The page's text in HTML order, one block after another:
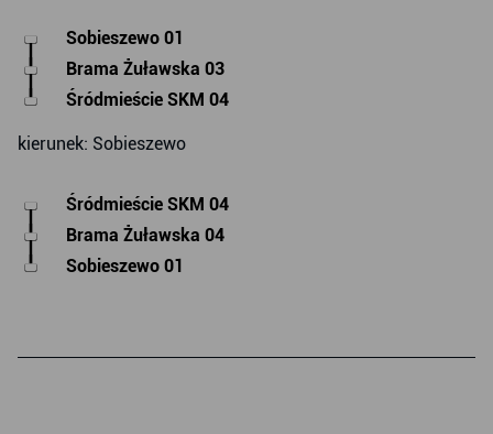
Sobieszewo 01
Brama Żuławska 03
Śródmieście SKM 04
kierunek: Sobieszewo
Śródmieście SKM 04
Brama Żuławska 04
Sobieszewo 01